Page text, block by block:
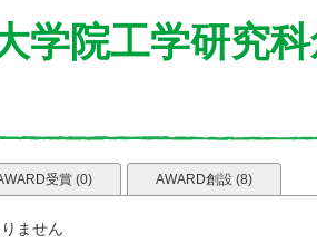
学院工学研究
受賞 (0) AWARD創設 (8)
ません